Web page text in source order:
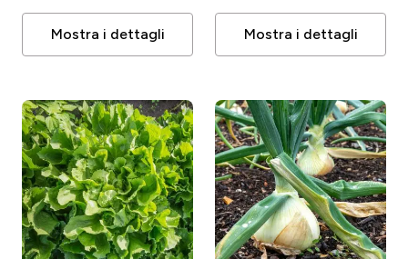
Mostra i dettagli Mostra i dettagli